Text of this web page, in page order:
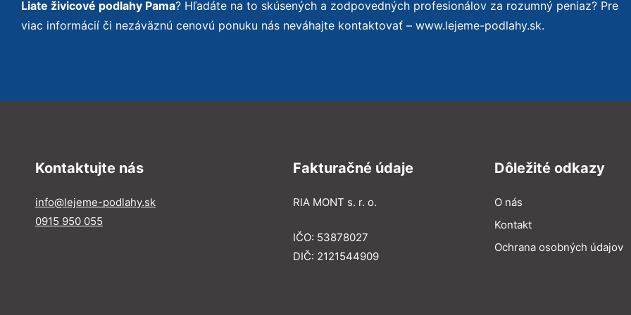
Liate živicové podlahy Pama? Hľadáte na to skúsených a zodpovedných profesionálov za rozumný peniaz? Pre
viac informácií či nezáväznú cenovú ponuku nás neváhajte kontaktovať – www.lejeme-podlahy.sk.
Kontaktujte nás
info@lejeme-podlahy.sk
0915 950 055
Fakturačné údaje
RIA MONT s. r. o.
IČO: 53878027
DIČ: 2121544909
Dôležité odkazy
O nás
Kontakt
Ochrana osobných údajov